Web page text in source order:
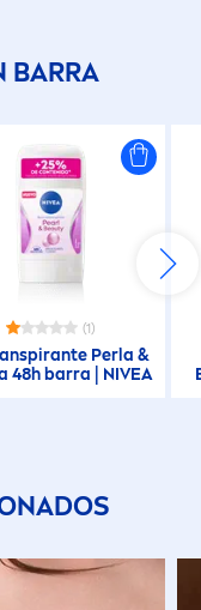
BARRA
(1)
Perla &
48h barra | NIVEA